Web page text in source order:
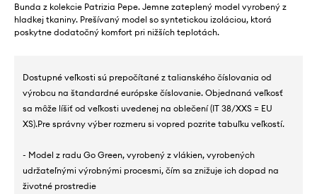
Bunda z kolekcie Patrizia Pepe. Jemne zateplený model vyrobený z
hladkej tkaniny. Prešívaný model so syntetickou izoláciou, ktorá
poskytne dodatočný komfort pri nižších teplotách.
Dostupné veľkosti sú prepočítané z talianského číslovania od
výrobcu na štandardné európske číslovanie. Objednaná veľkosť
sa môže líšiť od veľkosti uvedenej na oblečení (IT 38/XXS = EU
XS).Pre správny výber rozmeru si vopred pozrite tabuľku veľkostí.
- Model z radu Go Green, vyrobený z vlákien, vyrobených
udržateľnými výrobnými procesmi, čím sa znižuje ich dopad na
životné prostredie